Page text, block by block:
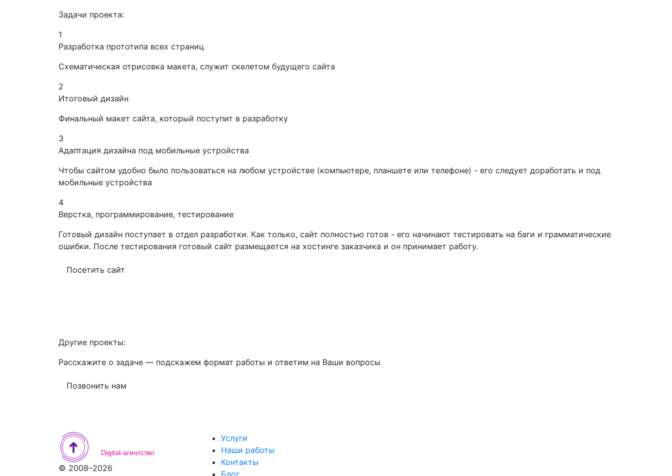
Задачи проекта:
1
Разработка прототипа всех страниц
Схематическая отрисовка макета, служит скелетом будущего сайта
2
Итоговый дизайн
Финальный макет сайта, который поступит в разработку
3
Адаптация дизайна под мобильные устройства
Чтобы сайтом удобно было пользоваться на любом устройстве (компьютере, планшете или телефоне) - его следует доработать и под
мобильные устройства
4
Верстка, программирование, тестирование
Готовый дизайн поступает в отдел разработки. Как только, сайт полностью готов - его начинают тестировать на баги и грамматические
ошибки. После тестирования готовый сайт размещается на хостинге заказчика и он принимает работу.
Посетить сайт
Другие проекты:
Расскажите о задаче — подскажем формат работы и ответим на Ваши вопросы
Позвонить нам
Digital-агентство
© 2008–2026
Услуги
Наши работы
Контакты
Блог